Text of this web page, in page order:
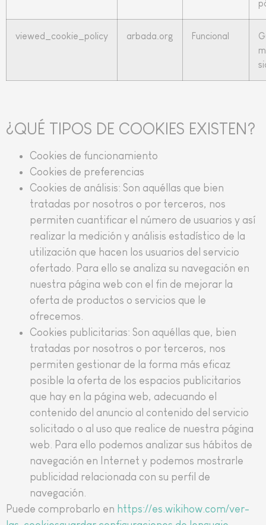
viewed_cookie_policy arbada.org Funcional
¿QUÉ TIPOS DE COOKIES EXISTEN?
Cookies de funcionamiento
Cookies de preferencias
Cookies de análisis: Son aquéllas que bien
tratadas por nosotros o por terceros, nos
permiten cuantificar el número de usuarios y así
realizar la medición y análisis estadístico de la
utilización que hacen los usuarios del servicio
ofertado. Para ello se analiza su navegación en
nuestra página web con el fin de mejorar la
oferta de productos o servicios que le
ofrecemos.
Cookies publicitarias: Son aquéllas que, bien
tratadas por nosotros o por terceros, nos
permiten gestionar de la forma más eficaz
posible la oferta de los espacios publicitarios
que hay en la página web, adecuando el
contenido del anuncio al contenido del servicio
solicitado o al uso que realice de nuestra página
web. Para ello podemos analizar sus hábitos de
navegación en Internet y podemos mostrarle
publicidad relacionada con su perfil de
navegación.
Puede comprobarlo en https://es.wikihow.com/ver-